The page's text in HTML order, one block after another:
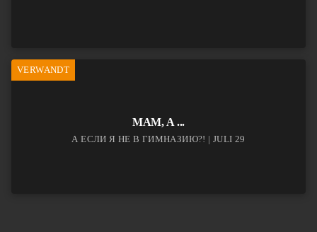
VERWANDT
МАМ, А ...
А ЕСЛИ Я НЕ В ГИМНАЗИЮ?! | JULI 29